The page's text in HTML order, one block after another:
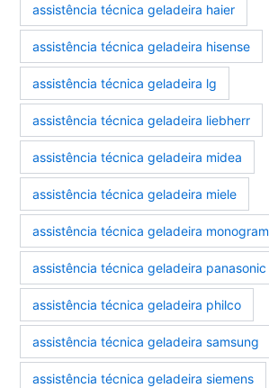
assistência técnica geladeira haier
assistência técnica geladeira hisense
assistência técnica geladeira lg
assistência técnica geladeira liebherr
assistência técnica geladeira midea
assistência técnica geladeira miele
assistência técnica geladeira monogram
assistência técnica geladeira panasonic
assistência técnica geladeira philco
assistência técnica geladeira samsung
assistência técnica geladeira siemens